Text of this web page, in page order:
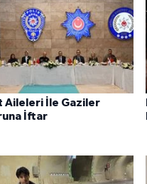
Aileleri İle Gaziler
İftar